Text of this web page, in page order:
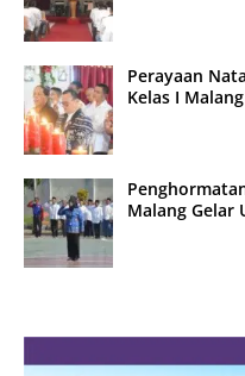
Perayaan
Kelas I Malang
Malang Gelar